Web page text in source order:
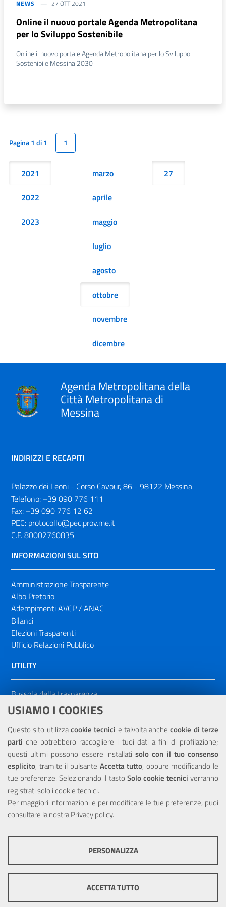
USIAMO I COOKIES
Questo sito utilizzacookie tecnici e talvolta anchecookie di terze
parti che potrebbero raccogliere i tuoi dati a fini di profilazione;
questi ultimi possono essere installatisolo con il tuo consenso
esplicito, tramite il pulsante Accetta tutto, oppure modificando le
tue preferenze. Selezionando il tasto Solo cookie tecnici verranno
registrati solo i cookie tecnici.
Per maggiori informazioni e per modificare le tue preferenze, puoi
consultare la nostraPrivacy policy.
ottimale per ogni utente. Essi non raccolgono i tuoi dati e le tue
informazioni di navigazione per scopi di marketing e profilazione, e
PERSONALIZZA
ACCETTA TUTTO
NEWS 27 OTT 2021
Online il nuovo portale Agenda Metropolitana
per lo Sviluppo Sostenibile
Online il nuovo portale Agenda Metropolitana per lo Sviluppo
Sostenibile Messina 2030
Pagina 1 di 1 1
2021
2022
2023
marzo
aprile
maggio
luglio
agosto
ottobre
novembre
dicembre
27
Agenda Metropolitana della
Città Metropolitana di
Messina
INDIRIZZI E RECAPITI
Palazzo dei Leoni - Corso Cavour, 86 - 98122 Messina
Telefono: +39 090 776 111
Fax: +39 090 776 12 62
PEC: protocollo@pec.prov.me.it
C.F. 80002760835
INFORMAZIONI SUL SITO
Amministrazione Trasparente
Albo Pretorio
Adempimenti AVCP / ANAC
Bilanci
Elezioni Trasparenti
Ufficio Relazioni Pubblico
UTILITY
Bussola della trasparenza
Sitemap
Siti Tematici
Siti Esterni
NOTE LEGALI
Note Legali
Privacy